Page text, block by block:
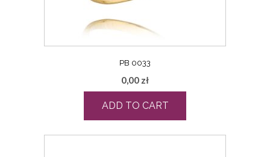
PB 0033
0,00 zł
ADD TO CART